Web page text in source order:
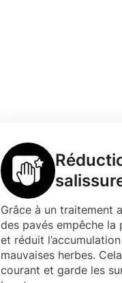
Grâce à un traitement
des pavés empêche la
et réduit
mauvaises herbes.
courant et garde les